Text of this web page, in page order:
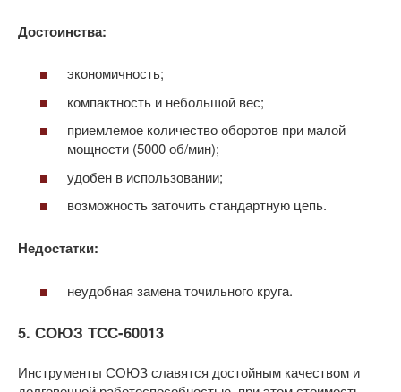
Достоинства:
экономичность;
компактность и небольшой вес;
приемлемое количество оборотов при малой
мощности (5000 об/мин);
удобен в использовании;
возможность заточить стандартную цепь.
Недостатки:
неудобная замена точильного круга.
5. СОЮЗ ТСС-60013
Инструменты СОЮЗ славятся достойным качеством и